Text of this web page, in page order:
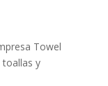
Towel
toallas y